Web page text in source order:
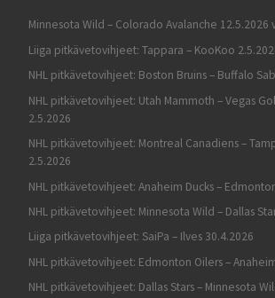
Minnesota Wild – Colorado Avalanche 12.5.2026
Liiga pitkävetovihjeet: Tappara – KooKoo
NHL pitkävetovihjeet: Boston Bruins – Buffalo
NHL pitkävetovihjeet: Utah Mammoth – Vegas
2.5.2026
NHL pitkävetovihjeet: Montreal Canadiens –
2.5.2026
NHL pitkävetovihjeet: Anaheim Ducks –
NHL pitkävetovihjeet: Minnesota Wild – Dallas
Liiga pitkävetovihjeet: SaiPa – Ilves 30.4.2026
NHL pitkävetovihjeet: Edmonton Oilers –
NHL pitkävetovihjeet: Dallas Stars – Minnesota